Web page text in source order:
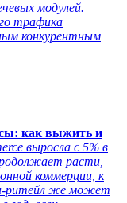
модулей.
трафика
конкурентным
как выжить и
выросла с 5% в
расти,
коммерции, к
ритейл же может